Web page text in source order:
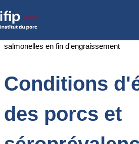
Accueil
Conditions
séroprévalence en salmonelles en fin
Conditions
des porcs et